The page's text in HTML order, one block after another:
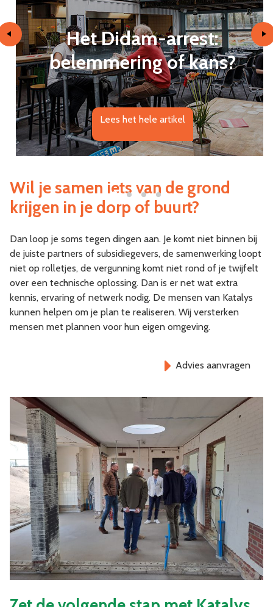
Het Didam-arrest:
belemmering of kans?
Lees het hele artikel
Wil je samen iets van de grond
krijgen in je dorp of buurt?
Dan loop je soms tegen dingen aan. Je komt niet binnen bij
de juiste partners of subsidiegevers, de samenwerking loopt
niet op rolletjes, de vergunning komt niet rond of je twijfelt
over een technische oplossing. Dan is er net wat extra
kennis, ervaring of netwerk nodig. De mensen van Katalys
kunnen helpen om je plan te realiseren. Wij versterken
mensen met plannen voor hun eigen omgeving.
Advies aanvragen